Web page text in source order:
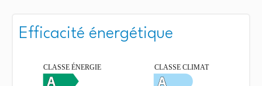
Efficacité énergétique